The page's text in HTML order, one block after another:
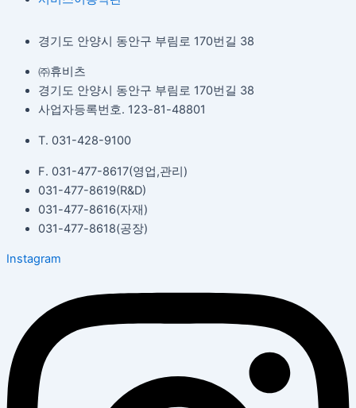
경기도 안양시 동안구 부림로 170번길 38
㈜휴비츠
경기도 안양시 동안구 부림로 170번길 38
사업자등록번호. 123-81-48801
T. 031-428-9100
F. 031-477-8617(영업,관리)
031-477-8619(R&D)
031-477-8616(자재)​
031-477-8618(공장)​
Instagram